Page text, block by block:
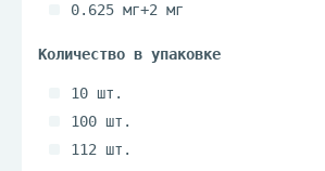
покрытые пленочной оболочкой
покрытые пленочной оболочкой
таблетки с пролонгированным
таблетки с пролонгированным
0.625 мг+2 мг
1.25 мг+4 мг+10 мг
1.25 мг+4 мг+20 мг
1.25 мг+4 мг
10 шт.
100 шт.
112 шт.